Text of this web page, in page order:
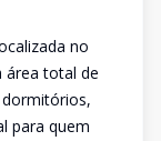
no
área total de
para quem